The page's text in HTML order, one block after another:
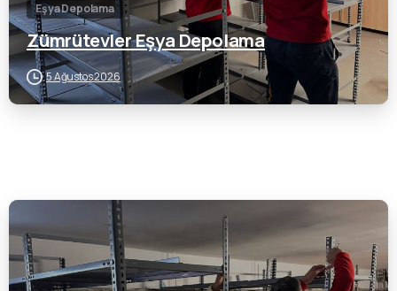
Eşya Depolama
Zümrütevler Eşya Depolama
5 Ağustos 2026